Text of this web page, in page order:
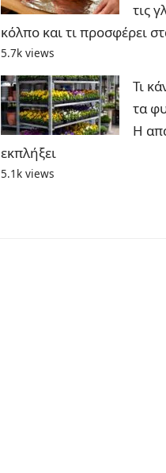
τις
κόλπο και τι προσφέρει
5.7k views
Τι
τα
Η
εκπλήξει
5.1k views